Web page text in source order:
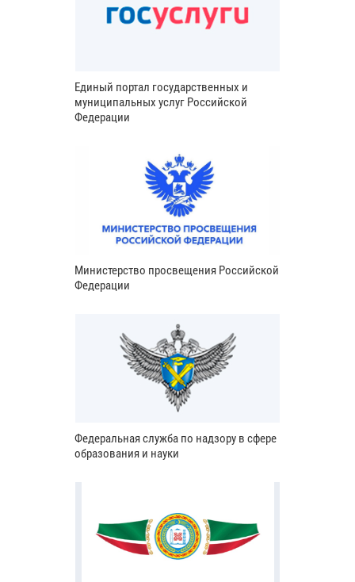
Единый портал государственных и
муниципальных услуг Российской
Федерации
Министерство просвещения Российской
Федерации
Федеральная служба по надзору в сфере
образования и науки